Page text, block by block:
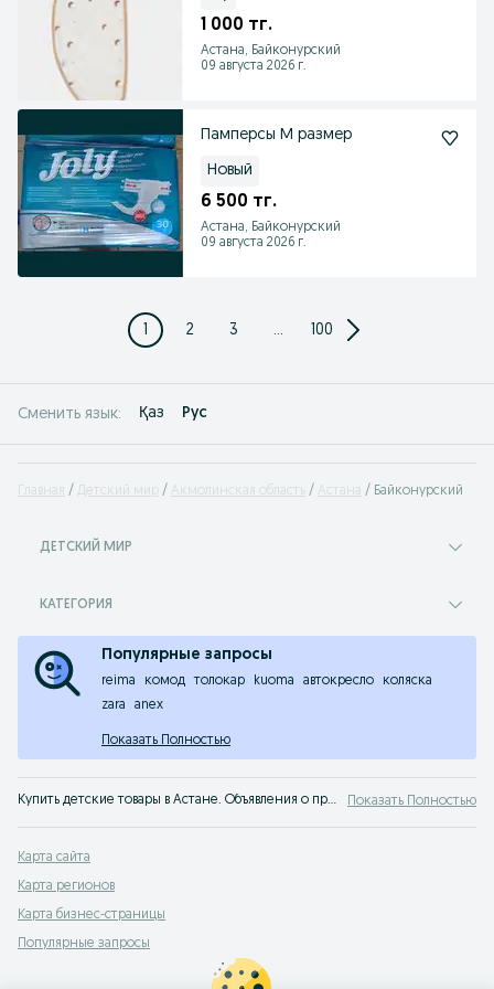
1 000 тг.
Астана, Байконурский
09 августа 2026 г.
Памперсы М размер
Новый
6 500 тг.
Астана, Байконурский
09 августа 2026 г.
1 2 3 ... 100
Сменить язык: Қаз Рус
Главная Детский мир Акмолинская область Астана Байконурский
ДЕТСКИЙ МИР
КАТЕГОРИЯ
Популярные запросы
reima комод толокар kuoma автокресло
коляска
zara
anex
Показать Полностью
Купить детские товары в Астане. Объявления о продаже товаров для детей по лучшим ценам на сервисе объявлений OLX.kz Астана. Покупай все самое лучшее для своего ребенка на OLX! Показать Полностью
Карта сайта
Карта регионов
Карта бизнес-страницы
Популярные запросы